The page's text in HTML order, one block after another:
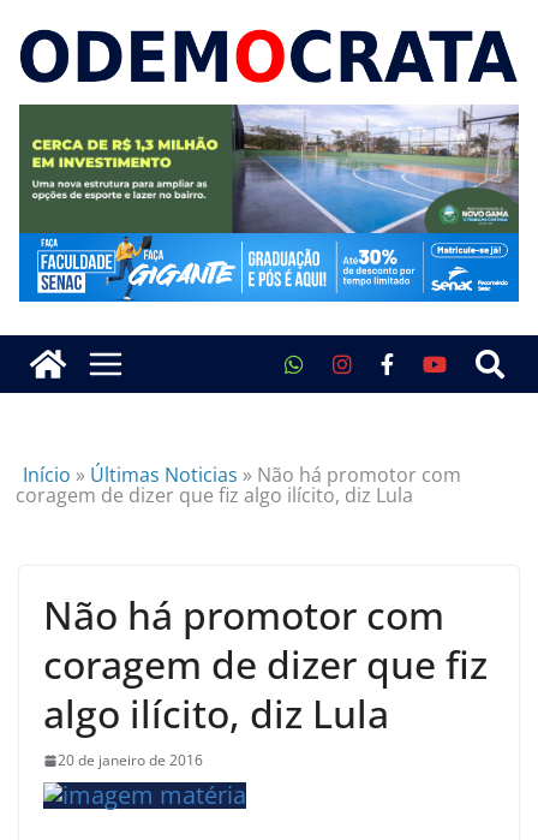
Início » Últimas Noticias » Não há promotor com
coragem de dizer que fiz algo ilícito, diz Lula
Não há promotor com
coragem de dizer que fiz
algo ilícito, diz Lula
20 de janeiro de 2016